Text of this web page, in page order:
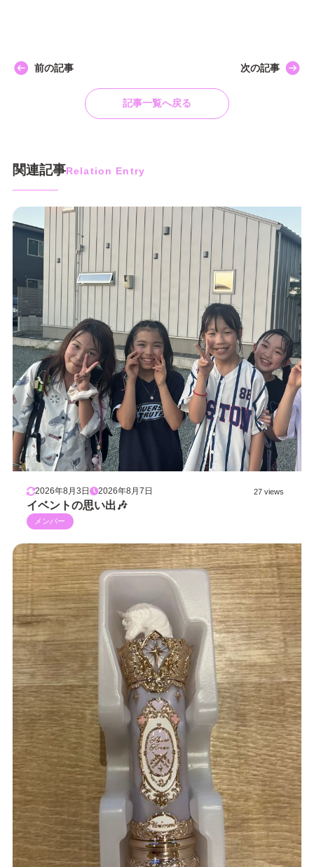
前の記事
記事一覧へ戻る
次の記事
関連記事Relation Entry
2026年8月3日 2026年8月7日 27 views
イベントの思い出🎶
メンバー